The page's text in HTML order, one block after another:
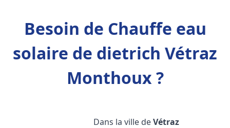
Besoin de Chauffe eau
solaire de dietrich Vétraz
Monthoux ?
Dans la ville deVétraz